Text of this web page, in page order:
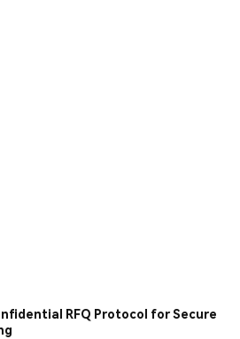
RFQ Protocol for Secure